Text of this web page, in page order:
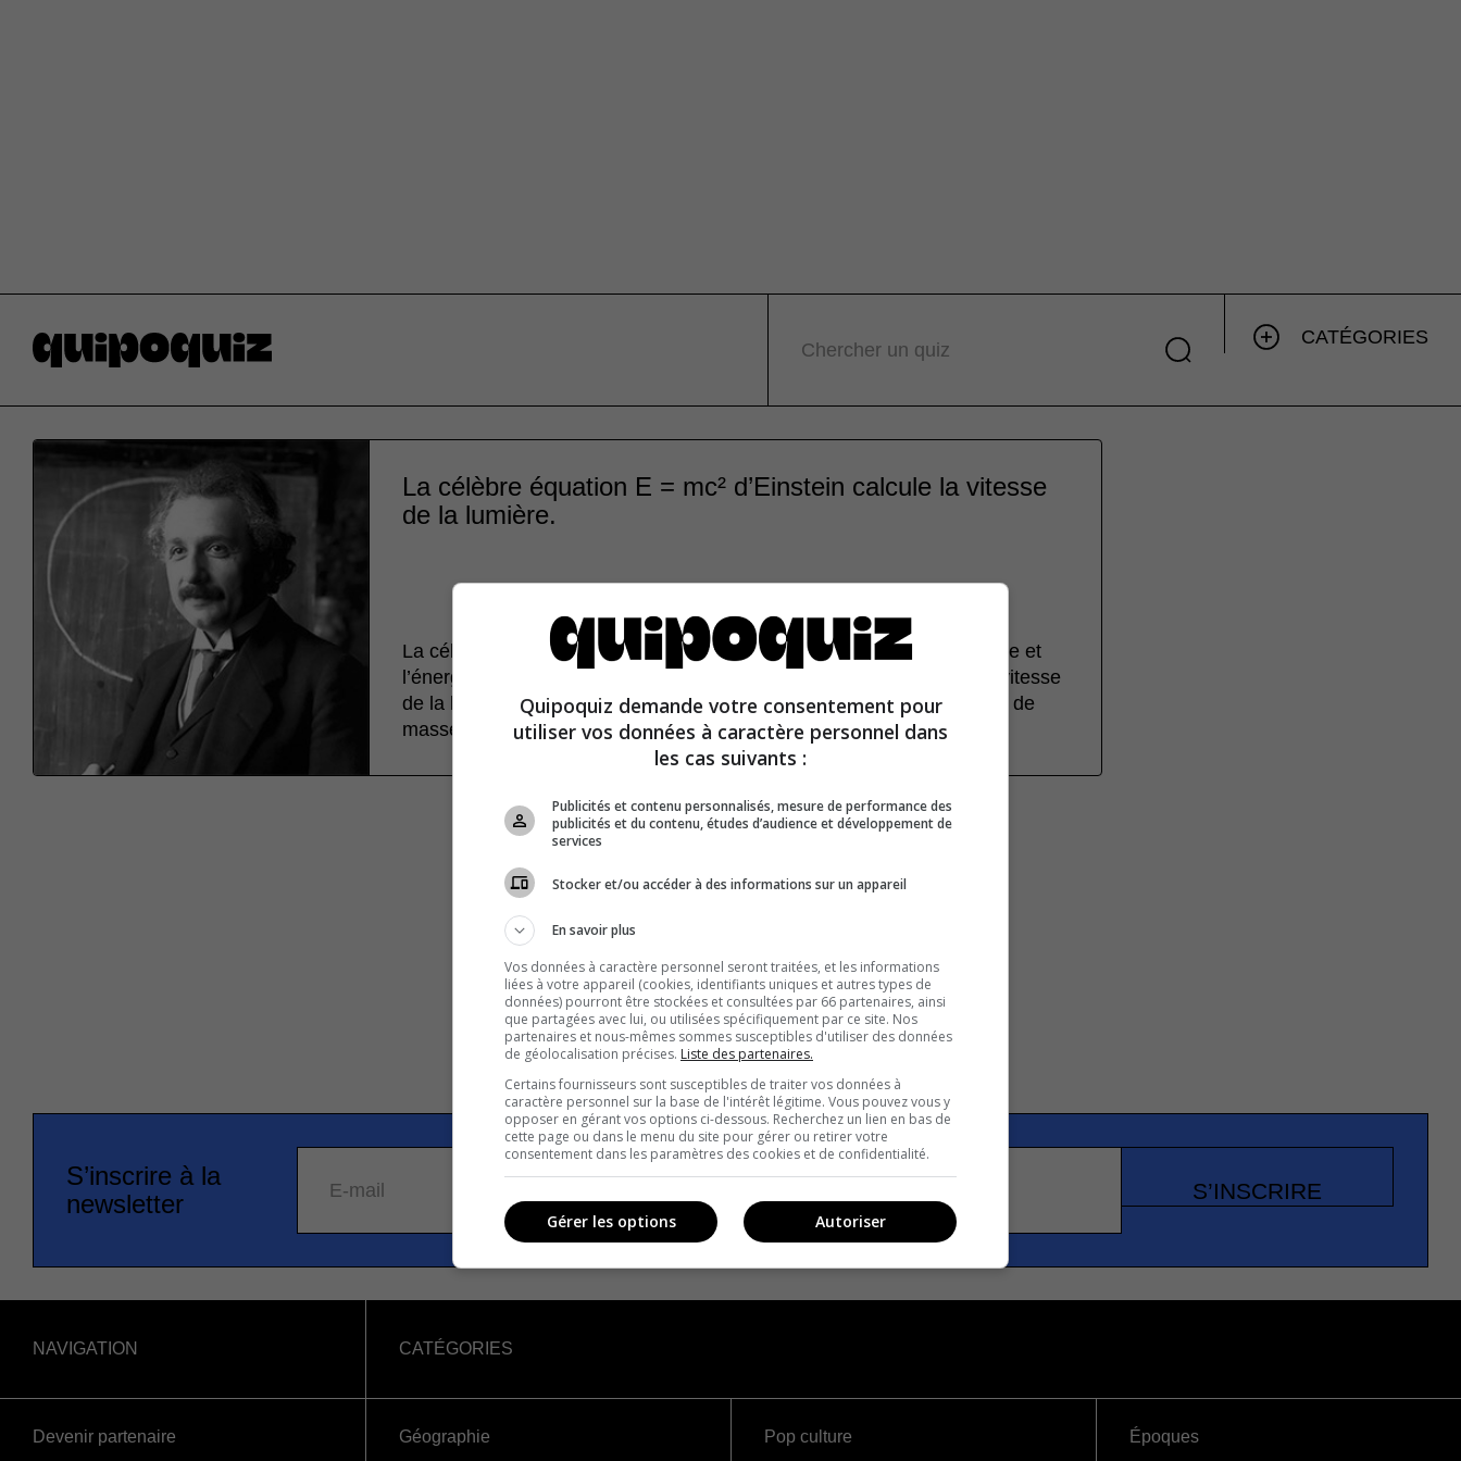
Chercher un quiz
CATÉGORIES
La célèbre équation E = mc² d’Einstein calcule la vitesse
de la lumière.
La célèbre équation E = mc² d’Einstein établit la relation entre la masse et
l’énergie. Si on multiplie la masse « m » d’un corps par le carré de la vitesse
de la lumière dans le vide (la constante « c² »), on obtient une énergie de
masse « E ».
S’inscrire à la
newsletter
E-mail S’INSCRIRE
NAVIGATION
Devenir partenaire
CATÉGORIES
Géographie
Pop culture
Époques
Quipoquiz demande votre consentement pour
utiliser vos données à caractère personnel dans
les cas suivants :
Publicités et contenu personnalisés, mesure de performance des
publicités et du contenu, études d’audience et développement de
services
Stocker et/ou accéder à des informations sur un appareil
En savoir plus
Vos données à caractère personnel seront traitées, et les informations
liées à votre appareil (cookies, identifiants uniques et autres types de
données) pourront être stockées et consultées par 66 partenaires, ainsi
que partagées avec lui, ou utilisées spécifiquement par ce site. Nos
partenaires et nous-mêmes sommes susceptibles d'utiliser des données
de géolocalisation précises. Liste des partenaires.
Certains fournisseurs sont susceptibles de traiter vos données à
caractère personnel sur la base de l'intérêt légitime. Vous pouvez vous y
opposer en gérant vos options ci-dessous. Recherchez un lien en bas de
cette page ou dans le menu du site pour gérer ou retirer votre
consentement dans les paramètres des cookies et de confidentialité.
Autoriser
Gérer les options